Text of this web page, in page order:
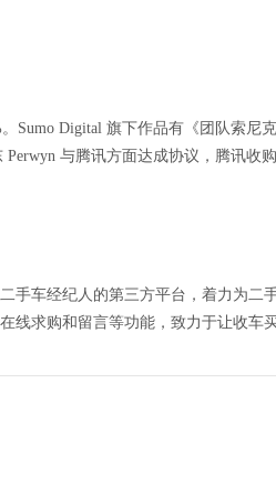
Sumo Digital 旗下作品有《团队索尼
与腾讯方面达成协议，腾讯收
手车经纪人的第三方平台，着力为二
线求购和留言等功能，致力于让收车